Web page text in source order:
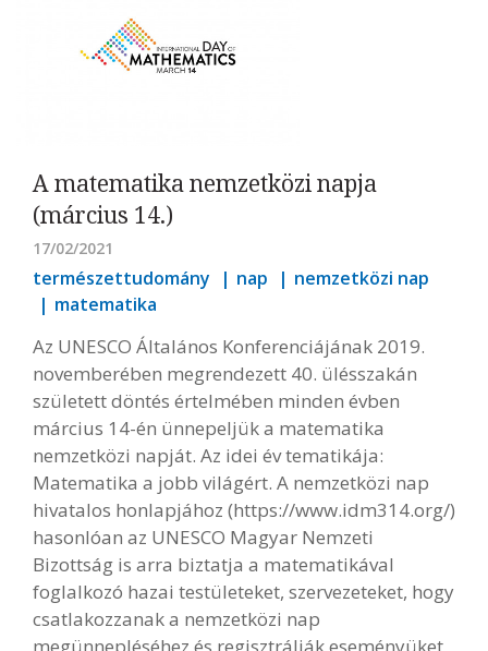
A matematika nemzetközi napja
(március 14.)
17/02/2021
természettudomány nap
nemzetközi nap
matematika
Az UNESCO Általános Konferenciájának 2019.
novemberében megrendezett 40. ülésszakán
született döntés értelmében minden évben
március 14-én ünnepeljük a matematika
nemzetközi napját. Az idei év tematikája:
Matematika a jobb világért. A nemzetközi nap
hivatalos honlapjához (https://www.idm314.org/)
hasonlóan az UNESCO Magyar Nemzeti
Bizottság is arra biztatja a matematikával
foglalkozó hazai testületeket, szervezeteket, hogy
csatlakozzanak a nemzetközi nap